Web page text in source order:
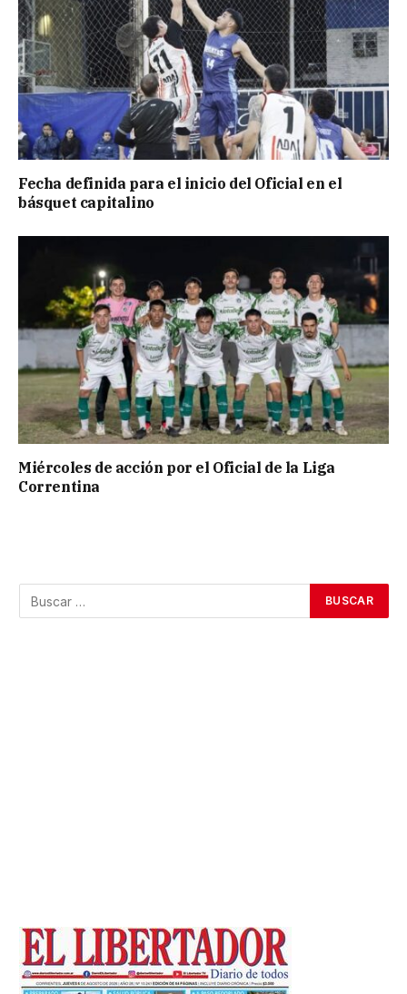
Fecha definida para el inicio del Oficial en el
básquet capitalino
Miércoles de acción por el Oficial de la Liga
Correntina